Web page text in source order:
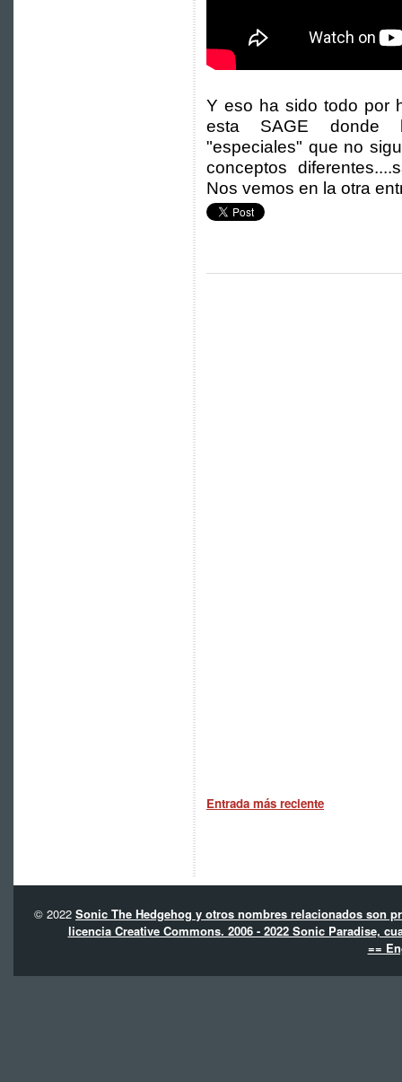
Y eso ha sido todo por
esta SAGE donde
"especiales" que no
conceptos
Nos vemos en la otra
Entrada más reciente
© 2022 Sonic The Hedgehog y otros nombres relacionados son
licencia Creative Commons. 2006 - 2022 Sonic Paradise,
==